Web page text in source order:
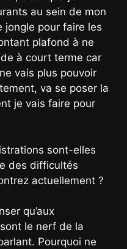
au sein de mon
jongle pour faire les
plafond à ne
à court terme car
vais plus pouvoir
va se poser la
je vais faire pour
sont-elles
des difficultés
actuellement ?
qu’aux
le nerf de la
Pourquoi ne